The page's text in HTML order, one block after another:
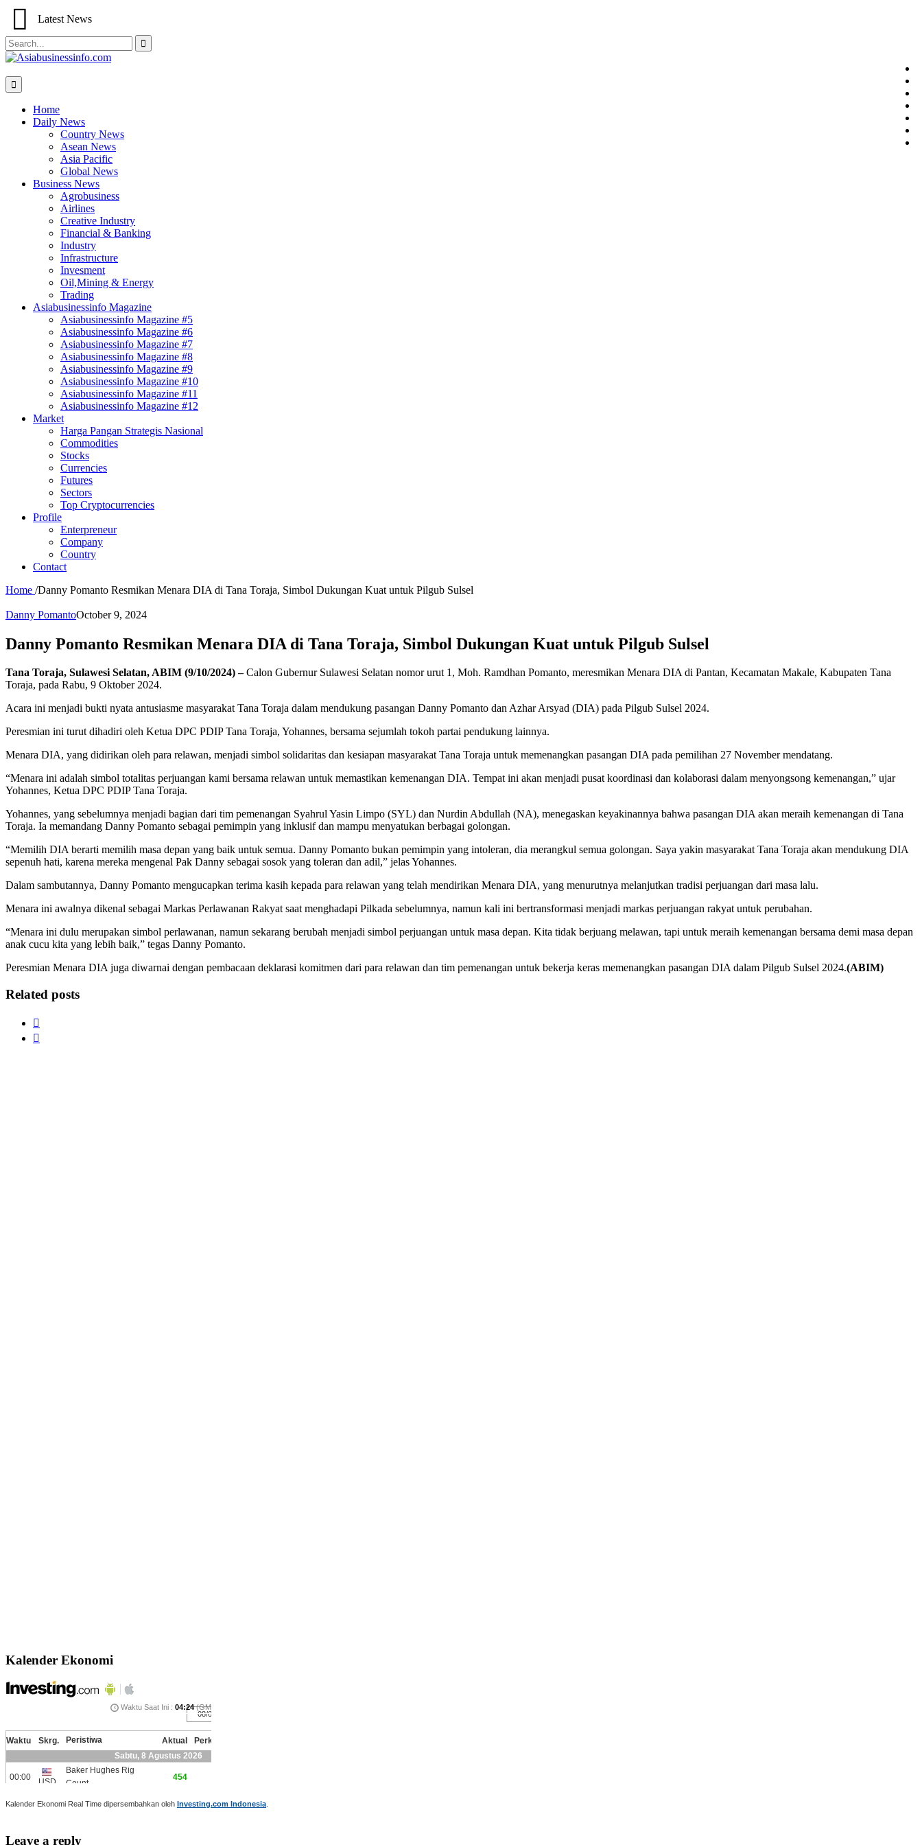
Latest News
Search
for:
Home
Daily News
Country News
Asean News
Asia Pacific
Global News
Business News
Agrobusiness
Airlines
Creative Industry
Financial & Banking
Industry
Infrastructure
Invesment
Oil,Mining & Energy
Trading
Asiabusinessinfo Magazine
Asiabusinessinfo Magazine #5
Asiabusinessinfo Magazine #6
Asiabusinessinfo Magazine #7
Asiabusinessinfo Magazine #8
Asiabusinessinfo Magazine #9
Asiabusinessinfo Magazine #10
Asiabusinessinfo Magazine #11
Asiabusinessinfo Magazine #12
Market
Harga Pangan Strategis Nasional
Commodities
Stocks
Currencies
Futures
Sectors
Top Cryptocurrencies
Profile
Enterpreneur
Company
Country
Contact
Home /Danny Pomanto Resmikan Menara DIA di Tana Toraja, Simbol Dukungan Kuat untuk Pilgub Sulsel
Danny PomantoOctober 9, 2024
Danny Pomanto Resmikan Menara DIA di Tana Toraja, Simbol Dukungan Kuat untuk Pilgub Sulsel
Tana Toraja, Sulawesi Selatan, ABIM (9/10/2024) –Calon Gubernur Sulawesi Selatan nomor urut 1, Moh. Ramdhan Pomanto, meresmikan Menara DIA di Pantan, Kecamatan Makale, Kabupaten Tana
Toraja, pada Rabu, 9 Oktober 2024.
Acara ini menjadi bukti nyata antusiasme masyarakat Tana Toraja dalam mendukung pasangan Danny Pomanto dan Azhar Arsyad (DIA) pada Pilgub Sulsel 2024.
Peresmian ini turut dihadiri oleh Ketua DPC PDIP Tana Toraja, Yohannes, bersama sejumlah tokoh partai pendukung lainnya.
Menara DIA, yang didirikan oleh para relawan, menjadi simbol solidaritas dan kesiapan masyarakat Tana Toraja untuk memenangkan pasangan DIA pada pemilihan 27 November mendatang.
“Menara ini adalah simbol totalitas perjuangan kami bersama relawan untuk memastikan kemenangan DIA. Tempat ini akan menjadi pusat koordinasi dan kolaborasi dalam menyongsong kemenangan,” ujar
Yohannes, Ketua DPC PDIP Tana Toraja.
Yohannes, yang sebelumnya menjadi bagian dari tim pemenangan Syahrul Yasin Limpo (SYL) dan Nurdin Abdullah (NA), menegaskan keyakinannya bahwa pasangan DIA akan meraih kemenangan di Tana
Toraja. Ia memandang Danny Pomanto sebagai pemimpin yang inklusif dan mampu menyatukan berbagai golongan.
“Memilih DIA berarti memilih masa depan yang baik untuk semua. Danny Pomanto bukan pemimpin yang intoleran, dia merangkul semua golongan. Saya yakin masyarakat Tana Toraja akan mendukung DIA
sepenuh hati, karena mereka mengenal Pak Danny sebagai sosok yang toleran dan adil,” jelas Yohannes.
Dalam sambutannya, Danny Pomanto mengucapkan terima kasih kepada para relawan yang telah mendirikan Menara DIA, yang menurutnya melanjutkan tradisi perjuangan dari masa lalu.
Menara ini awalnya dikenal sebagai Markas Perlawanan Rakyat saat menghadapi Pilkada sebelumnya, namun kali ini bertransformasi menjadi markas perjuangan rakyat untuk perubahan.
“Menara ini dulu merupakan simbol perlawanan, namun sekarang berubah menjadi simbol perjuangan untuk masa depan. Kita tidak berjuang melawan, tapi untuk meraih kemenangan bersama demi masa depan
anak cucu kita yang lebih baik,” tegas Danny Pomanto.
Peresmian Menara DIA juga diwarnai dengan pembacaan deklarasi komitmen dari para relawan dan tim pemenangan untuk bekerja keras memenangkan pasangan DIA dalam Pilgub Sulsel 2024.(ABIM)
Related posts
Kalender Ekonomi
Kalender Ekonomi Real Time dipersembahkan oleh Investing.com Indonesia
Leave a reply